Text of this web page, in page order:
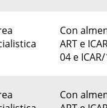
Con
ART e
04 e
Con